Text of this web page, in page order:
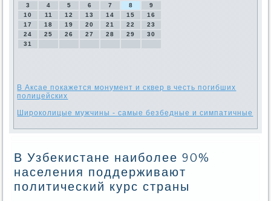
3
4 5 6 7 8
9
10
11 12 13 14 15
16
17
18 19 20 21 22
23
24
25 26 27 28 29
30
31
В Аксае покажется монумент и сквер в честь погибших
полицейских
Широколицые мужчины - самые безбедные и симпатичные
В Узбекистане наиболее 90%
населения поддерживают
политический курс страны